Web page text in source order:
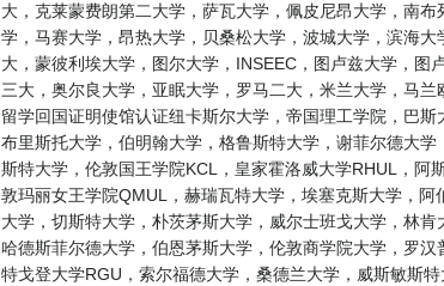
大，克莱蒙费朗第二大学，萨瓦大学，佩皮尼昂大学，南
学，马赛大学，昂热大学，贝桑松大学，波城大学，滨海
大，蒙彼利埃大学，图尔大学，INSEEC，图卢兹大学，
三大，奥尔良大学，亚眠大学，罗马二大，米兰大学，马
留学回国证明使馆认证纽卡斯尔大学，帝国理工学院，巴
布里斯托大学，伯明翰大学，格鲁斯特大学，谢菲尔德大
斯特大学，伦敦国王学院KCL，皇家霍洛威大学RHUL，
敦玛丽女王学院QMUL，赫瑞瓦特大学，埃塞克斯大学，
大学，切斯特大学，朴茨茅斯大学，威尔士班戈大学，林
哈德斯菲尔德大学，伯恩茅斯大学，伦敦商学院大学，罗
特戈登大学RGU，索尔福德大学，桑德兰大学，威斯敏斯